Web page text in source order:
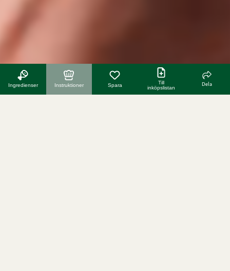
Ingredienser Instruktioner Spara
Till
inköpslistan
Dela